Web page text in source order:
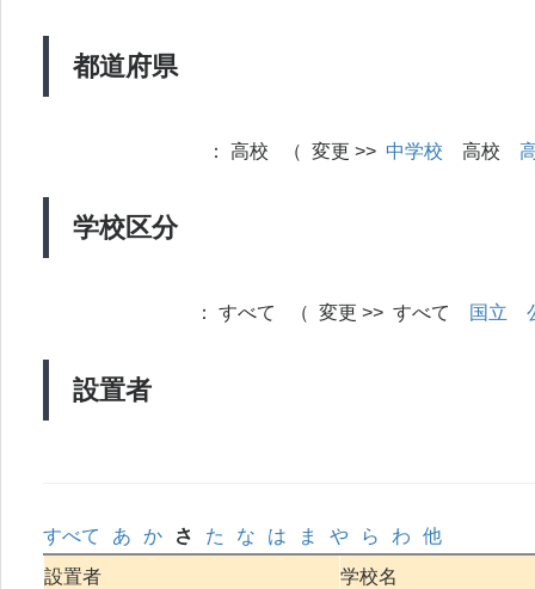
都道府県
学校区分
： 高校 （ 変更 >> 中学校 高校
設置者
： すべて （ 変更 >> すべて 国立
すべて あ か さ た な は ま や ら わ
他
設置者
学校名